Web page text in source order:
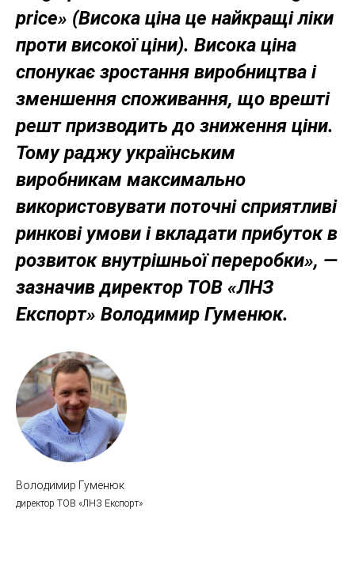
price» (Висока ціна це найкращі ліки
проти високої ціни). Висока ціна
спонукає зростання виробництва і
зменшення споживання, що врешті
решт призводить до зниження ціни.
Тому раджу українським
виробникам максимально
використовувати поточні сприятливі
ринкові умови і вкладати прибуток в
розвиток внутрішньої переробки», —
зазначив директор ТОВ «ЛНЗ
Експорт» Володимир Гуменюк.
Володимир Гуменюк
директор ТОВ «ЛНЗ Експорт»